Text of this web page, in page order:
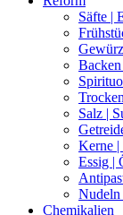
Säfte |
Salz |
Kerne |
Essig |
Nudeln
Chemikalien